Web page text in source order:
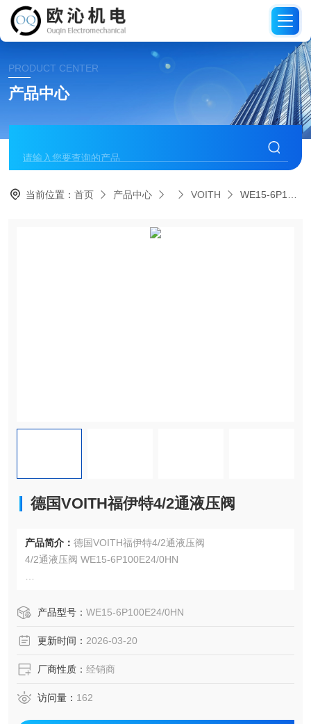
PRODUCT CENTER
产品中心
当前位置：首页 产品中心 VOITH WE15-6P100E24/0HN德国VOITH福伊特4/2通液压阀
德国VOITH福伊特4/2通液压阀
产品简介： 德国VOITH福伊特4/2通液压阀
4/2通液压阀 WE15-6P100E24/0HN
产品型号： WE15-6P100E24/0HN
更新时间： 2026-03-20
厂商性质： 经销商
访问量： 162